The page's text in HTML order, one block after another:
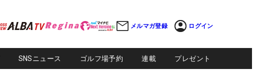
メルマガ登録 ログイン
SNSニュース ゴルフ場予約 連載 プレゼント